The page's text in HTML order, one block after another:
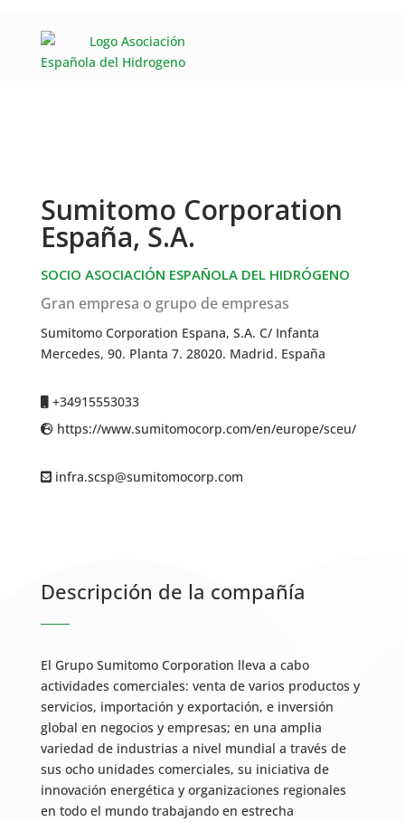
Sumitomo Corporation
España, S.A.
SOCIO ASOCIACIÓN ESPAÑOLA DEL HIDRÓGENO
Gran empresa o grupo de empresas
Sumitomo Corporation Espana, S.A. C/ Infanta
Mercedes, 90. Planta 7. 28020. Madrid. España
+34915553033
https://www.sumitomocorp.com/en/europe/sceu/
infra.scsp@sumitomocorp.com
Descripción de la compañía
El Grupo Sumitomo Corporation lleva a cabo
actividades comerciales: venta de varios productos y
servicios, importación y exportación, e inversión
global en negocios y empresas; en una amplia
variedad de industrias a nivel mundial a través de
sus ocho unidades comerciales, su iniciativa de
innovación energética y organizaciones regionales
en todo el mundo trabajando en estrecha